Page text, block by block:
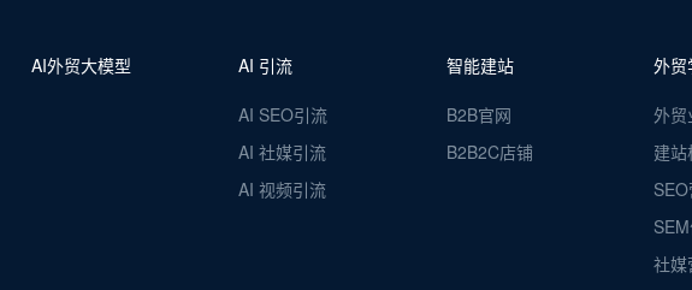
AI外贸大模型 AI 引流
AI SEO引流
AI 社媒引流
AI 视频引流
智能建站
B2B官网
B2B2C店铺
外贸
外贸
建
社媒